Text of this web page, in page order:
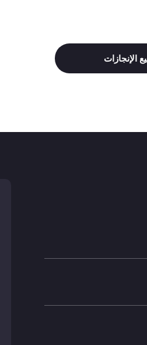
الإنجازات